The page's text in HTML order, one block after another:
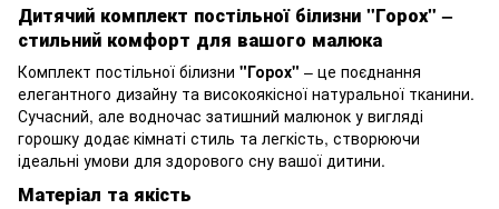
Дитячий комплект постільної білизни "Горох" –
стильний комфорт для вашого малюка
Комплект постільної білизни "Горох" – це поєднання
елегантного дизайну та високоякісної натуральної тканини.
Сучасний, але водночас затишний малюнок у вигляді
горошку додає кімнаті стиль та легкість, створюючи
ідеальні умови для здорового сну вашої дитини.
Матеріал та якість